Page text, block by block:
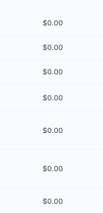
$0.00
$0.00
$0.00
$0.00
$0.00
$0.00
$0.00